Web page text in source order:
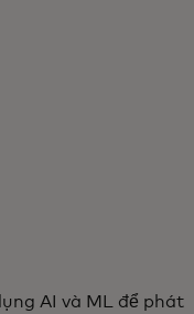
AI và ML để phát